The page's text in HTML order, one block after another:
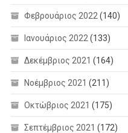
Φεβρουάριος 2022 (140)
Ιανουάριος 2022 (133)
Δεκέμβριος 2021 (164)
Νοέμβριος 2021 (211)
Οκτώβριος 2021 (175)
Σεπτέμβριος 2021 (172)